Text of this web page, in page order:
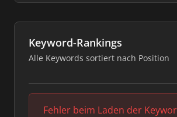
Keyword-Rankings
Alle Keywords sortiert nach Position
Fehler beim Laden der